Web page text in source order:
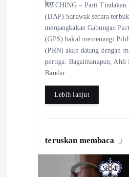
eb
o
o
k
ts
A
p
p
KUCHING – Parti Tindakan
(DAP) Sarawak secara
menjangkakan Gabungan
(GPS) bakal memenangi
(PRN) akan datang dengan
pertiga. Bagaimanapun, Ahli
Bandar…
Lebih lanjut
teruskan membaca